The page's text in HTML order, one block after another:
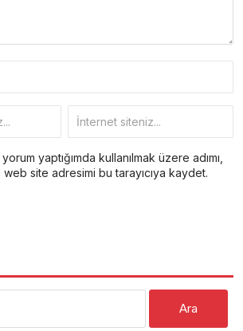
yaptığımda kullanılmak üzere adımı,
site adresimi bu tarayıcıya kaydet.